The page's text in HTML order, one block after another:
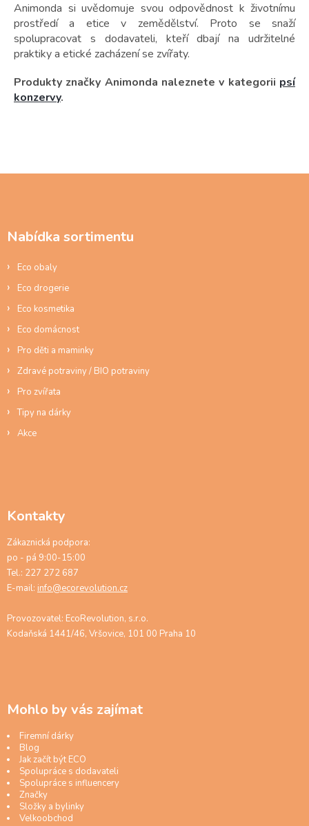
Animonda si uvědomuje svou odpovědnost k životnímu
prostředí a etice v zemědělství. Proto se snaží
spolupracovat s dodavateli, kteří dbají na udržitelné
praktiky a etické zacházení se zvířaty.
Produkty značky Animonda naleznete v kategorii psí
konzervy.
Nabídka sortimentu
Eco obaly
Eco drogerie
Eco kosmetika
Eco domácnost
Pro děti a maminky
Zdravé potraviny / BIO potraviny
Pro zvířata
Tipy na dárky
Akce
Kontakty
Zákaznická podpora:
po - pá 9:00-15:00
Tel.: 227 272 687
E-mail: info@ecorevolution.cz
Provozovatel: EcoRevolution, s.r.o.
Kodaňská 1441/46, Vršovice, 101 00 Praha 10
Mohlo by vás zajímat
Firemní dárky
Blog
Jak začít být ECO
Spolupráce s dodavateli
Spolupráce s influencery
Značky
Složky a bylinky
Velkoobchod